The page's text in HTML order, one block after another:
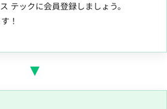
テックに会員登録しましょう。
！